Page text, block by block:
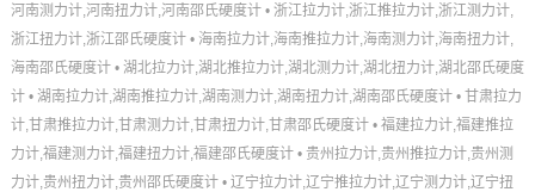
河南测力计,河南扭力计,河南邵氏硬度计• 浙江拉力计,浙江推拉力计,浙江测力计,
浙江扭力计,浙江邵氏硬度计• 海南拉力计,海南推拉力计,海南测力计,海南扭力计,
海南邵氏硬度计• 湖北拉力计,湖北推拉力计,湖北测力计,湖北扭力计,湖北邵氏硬度
计• 湖南拉力计,湖南推拉力计,湖南测力计,湖南扭力计,湖南邵氏硬度计• 甘肃拉力
计,甘肃推拉力计,甘肃测力计,甘肃扭力计,甘肃邵氏硬度计• 福建拉力计,福建推拉
力计,福建测力计,福建扭力计,福建邵氏硬度计• 贵州拉力计,贵州推拉力计,贵州测
力计,贵州扭力计,贵州邵氏硬度计• 辽宁拉力计,辽宁推拉力计,辽宁测力计,辽宁扭